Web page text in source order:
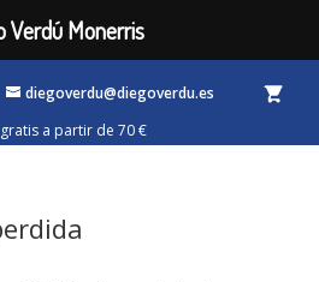
diegoverdu@diegoverdu.es
Verdú Monerris